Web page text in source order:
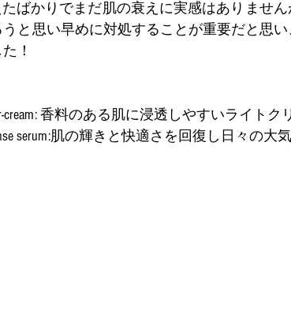
ばかりでまだ肌の衰えに実感はありませ
と思い早めに対処することが重要だと思
！
cream: 香料のある肌に浸透しやすいライトク
serum:肌の輝きと快適さを回復し日々の